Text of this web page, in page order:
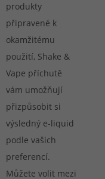
produkty
připravené k
okamžitému
použití, Shake &
Vape příchutě
vám umožňují
přizpůsobit si
výsledný e-liquid
podle vašich
preferencí.
Můžete volit mezi